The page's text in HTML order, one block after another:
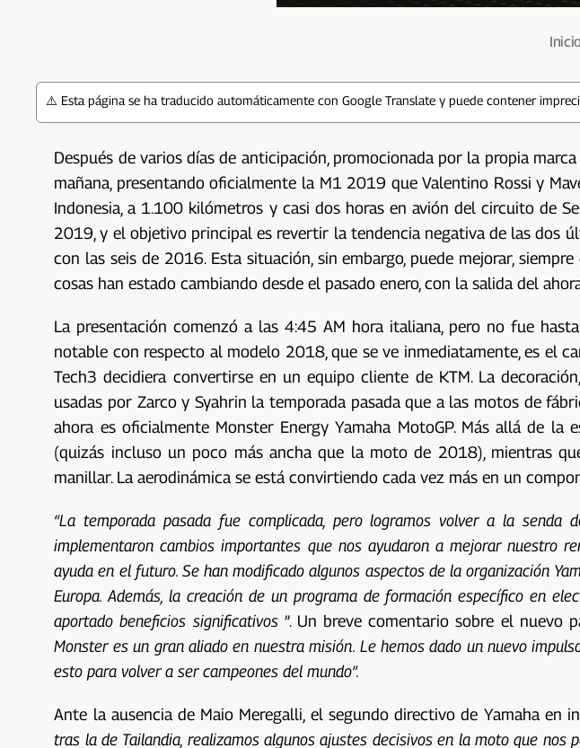
⚠️ Esta página se ha traducido automáticamente con Google Translate y puede contener
Después de varios días de anticipación, promocionada por la propia
mañana, presentando oficialmente la M1 2019 que Valentino Rossi y
Indonesia, a 1.100 kilómetros y casi dos horas en avión del circuito de
2019, y el objetivo principal es revertir la tendencia negativa de las dos
con las seis de 2016. Esta situación, sin embargo, puede mejorar,
cosas han estado cambiando desde el pasado enero, con la salida del
La presentación comenzó a las 4:45 AM hora italiana, pero no fue
notable con respecto al modelo 2018, que se ve inmediatamente, es el
Tech3 decidiera convertirse en un equipo cliente de KTM. La
usadas por Zarco y Syahrin la temporada pasada que a las motos de
ahora es oficialmente Monster Energy Yamaha MotoGP. Más allá de
(quizás incluso un poco más ancha que la moto de 2018), mientras
manillar. La aerodinámica se está convirtiendo cada vez más en un
“La temporada pasada fue complicada, pero logramos volver a la senda
implementaron cambios importantes que nos ayudaron a mejorar nuestro
ayuda en el futuro. Se han modificado algunos aspectos de la organización
Europa. Además, la creación de un programa de formación específico en
aportado beneficios significativos”. Un breve comentario sobre el nuevo
Monster es un gran aliado en nuestra misión. Le hemos dado un nuevo
esto para volver a ser campeones del mundo”.
Ante la ausencia de Maio Meregalli, el segundo directivo de Yamaha
tras la de Tailandia, realizamos algunos ajustes decisivos en la moto que